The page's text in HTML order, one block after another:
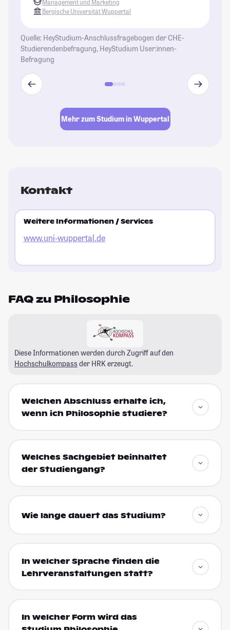
Management und Marketing
Bergische Universität Wuppertal
Quelle: HeyStudium-Anschlussfragebogen der CHE-
Studierendenbefragung, HeyStudium User:innen-
Befragung
Mehr zum Studium in Wuppertal
Kontakt
Weitere Informationen / Services
www.uni-wuppertal.de
FAQ zu Philosophie
Diese Informationen werden durch Zugriff auf den
Hochschulkompass der HRK erzeugt.
Welchen Abschluss erhalte ich,
wenn ich Philosophie studiere?
Welches Sachgebiet beinhaltet
der Studiengang?
Wie lange dauert das Studium?
In welcher Sprache finden die
Lehrveranstaltungen statt?
In welcher Form wird das